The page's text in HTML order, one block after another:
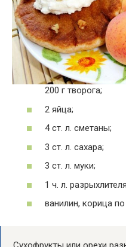
200 г творога;
2 яйца;
4 ст. л. сметаны;
3 ст. л. сахара;
3 ст. л. муки;
1 ч. л.
ванилин, корица по